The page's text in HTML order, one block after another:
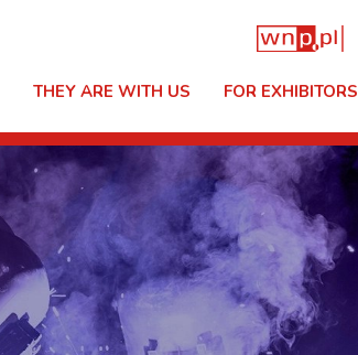
THEY ARE WITH US FOR EXHIBITORS